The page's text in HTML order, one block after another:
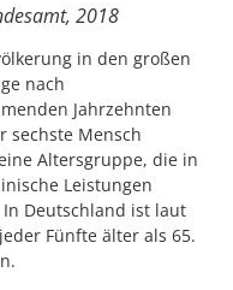
2018
in den großen
nach
Jahrzehnten
sechste Mensch
Altersgruppe, die in
Leistungen
Deutschland ist laut
Fünfte älter als 65.